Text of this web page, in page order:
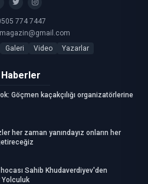
774 7447
Galeri Video Yazarlar
Göçmen kaçakçılığı organizatörlerine
onların her
Sahib Khudaverdiyev'den
Yolculuk